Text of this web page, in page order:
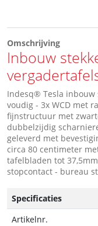
Omschrijving
Inbouw
Indesq® Tesla inbouw
voudig - 3x WCD met
fijnstructuur met
dubbelzijdig
geleverd met
circa 80 centimeter
tafelbladen tot
stopcontact - bureau
Specificaties
Artikelnr.